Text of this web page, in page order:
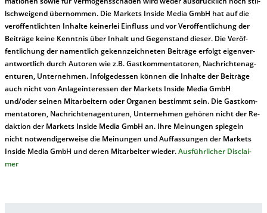
lschwei­gend über­nom­men. Die Mar­kets In­side Me­dia GmbH hat auf die
ver­öf­fent­lich­ten In­hal­te kei­ner­lei Ein­fluss und vor Ver­öf­fent­lich­ung der
Bei­trä­ge kei­ne Ken­nt­nis über In­halt und Ge­gen­stand die­ser. Die Ver­öf­
fent­lich­ung der na­ment­lich ge­kenn­zeich­net­en Bei­trä­ge er­folgt ei­gen­ver­
ant­wort­lich durch Au­tor­en wie z.B. Gast­kom­men­ta­tor­en, Nach­richt­en­ag­
en­tur­en, Un­ter­neh­men. In­fol­ge­des­sen kön­nen die In­hal­te der Bei­trä­ge
auch nicht von An­la­ge­in­te­res­sen der Mar­kets In­side Me­dia GmbH
und/oder sei­nen Mit­ar­bei­tern oder Or­ga­nen be­stim­mt sein. Die Gast­kom­
men­ta­tor­en, Nach­rich­ten­ag­en­tur­en, Un­ter­neh­men ge­hör­en nicht der Re­
dak­tion der Mar­kets In­side Me­dia GmbH an. Ihre Mei­nung­en spie­geln
nicht not­wen­di­ger­wei­se die Mei­nung­en und Auf­fas­sung­en der Mar­kets
In­side Me­dia GmbH und de­ren Mit­ar­bei­ter wie­der.Aus­führ­lich­er Dis­clai­
mer